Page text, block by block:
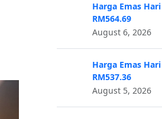
Harga Emas
RM564.69
August 6, 2026
Harga Emas
RM537.36
August 5, 2026